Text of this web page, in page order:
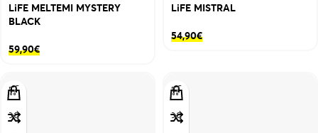
LiFE MELTEMI MYSTERY
BLACK
59,90€
LiFE MISTRAL
54,90€